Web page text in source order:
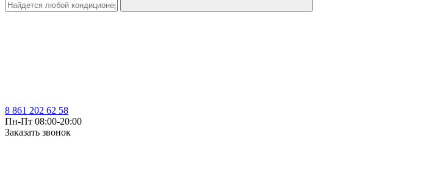
8 861 202 62 58
Пн-Пт 08:00-20:00
Заказать звонок